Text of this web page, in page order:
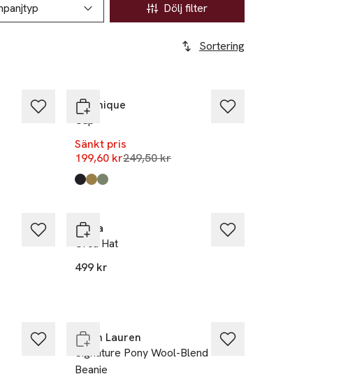
Dölj filter
Sortering
Matinique
Cap
Sänkt pris
199,60 krLägsta pris 30 dagar
249,50 kr
Produkten finns i färgerna:
Black,
Caribou
Sea Spray
Sätila
Orca Hat
499 kr
Ralph Lauren
Signature Pony Wool-Blend
Beanie